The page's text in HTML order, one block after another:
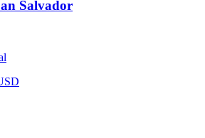
Salvador